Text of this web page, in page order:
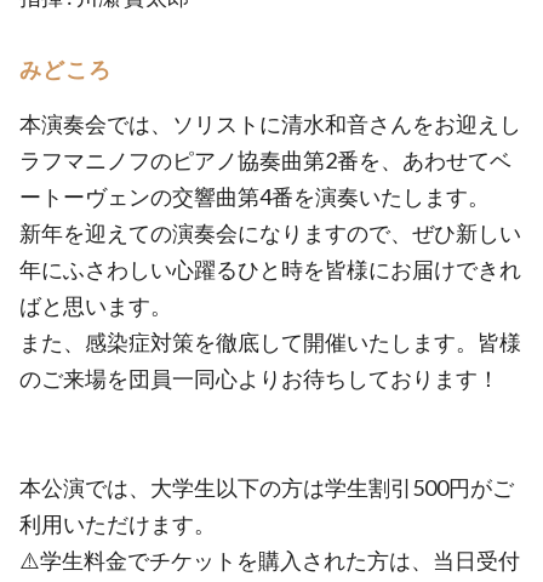
みどころ
本演奏会では、ソリストに清水和音さんをお迎えし
ラフマニノフのピアノ協奏曲第2番を、あわせてベ
ートーヴェンの交響曲第4番を演奏いたします。
新年を迎えての演奏会になりますので、ぜひ新しい
年にふさわしい心躍るひと時を皆様にお届けできれ
ばと思います。
また、感染症対策を徹底して開催いたします。皆様
のご来場を団員一同心よりお待ちしております！
本公演では、大学生以下の方は学生割引500円がご
利用いただけます。
⚠️学生料金でチケットを購入された方は、当日受付